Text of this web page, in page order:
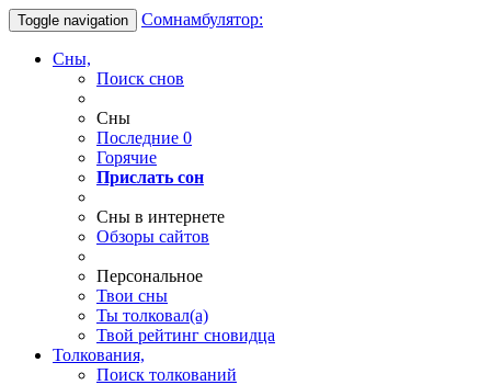
Toggle navigation Сомнамбулятор:
Сны,
Поиск снов
Сны
Последние 0
Горячие
Прислать сон
Сны в интернете
Обзоры сайтов
Персональное
Твои сны
Ты толковал(а)
Твой рейтинг сновидца
Толкования,
Поиск толкований